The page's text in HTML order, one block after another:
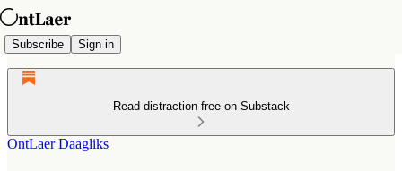
Subscribe Sign in
Read distraction-free on Substack
OntLaer Daagliks